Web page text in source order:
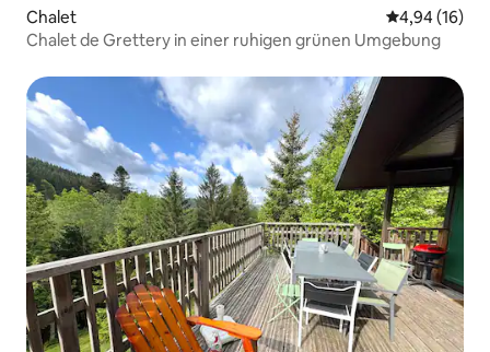
Chalet
4,94 (16)
Chalet de Grettery in einer ruhigen grünen Umgebung